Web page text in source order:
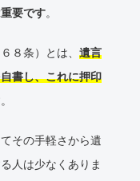
要です。
８条）とは、 遺言
書し、これに押印
その手軽さから遺
人は少なくありま